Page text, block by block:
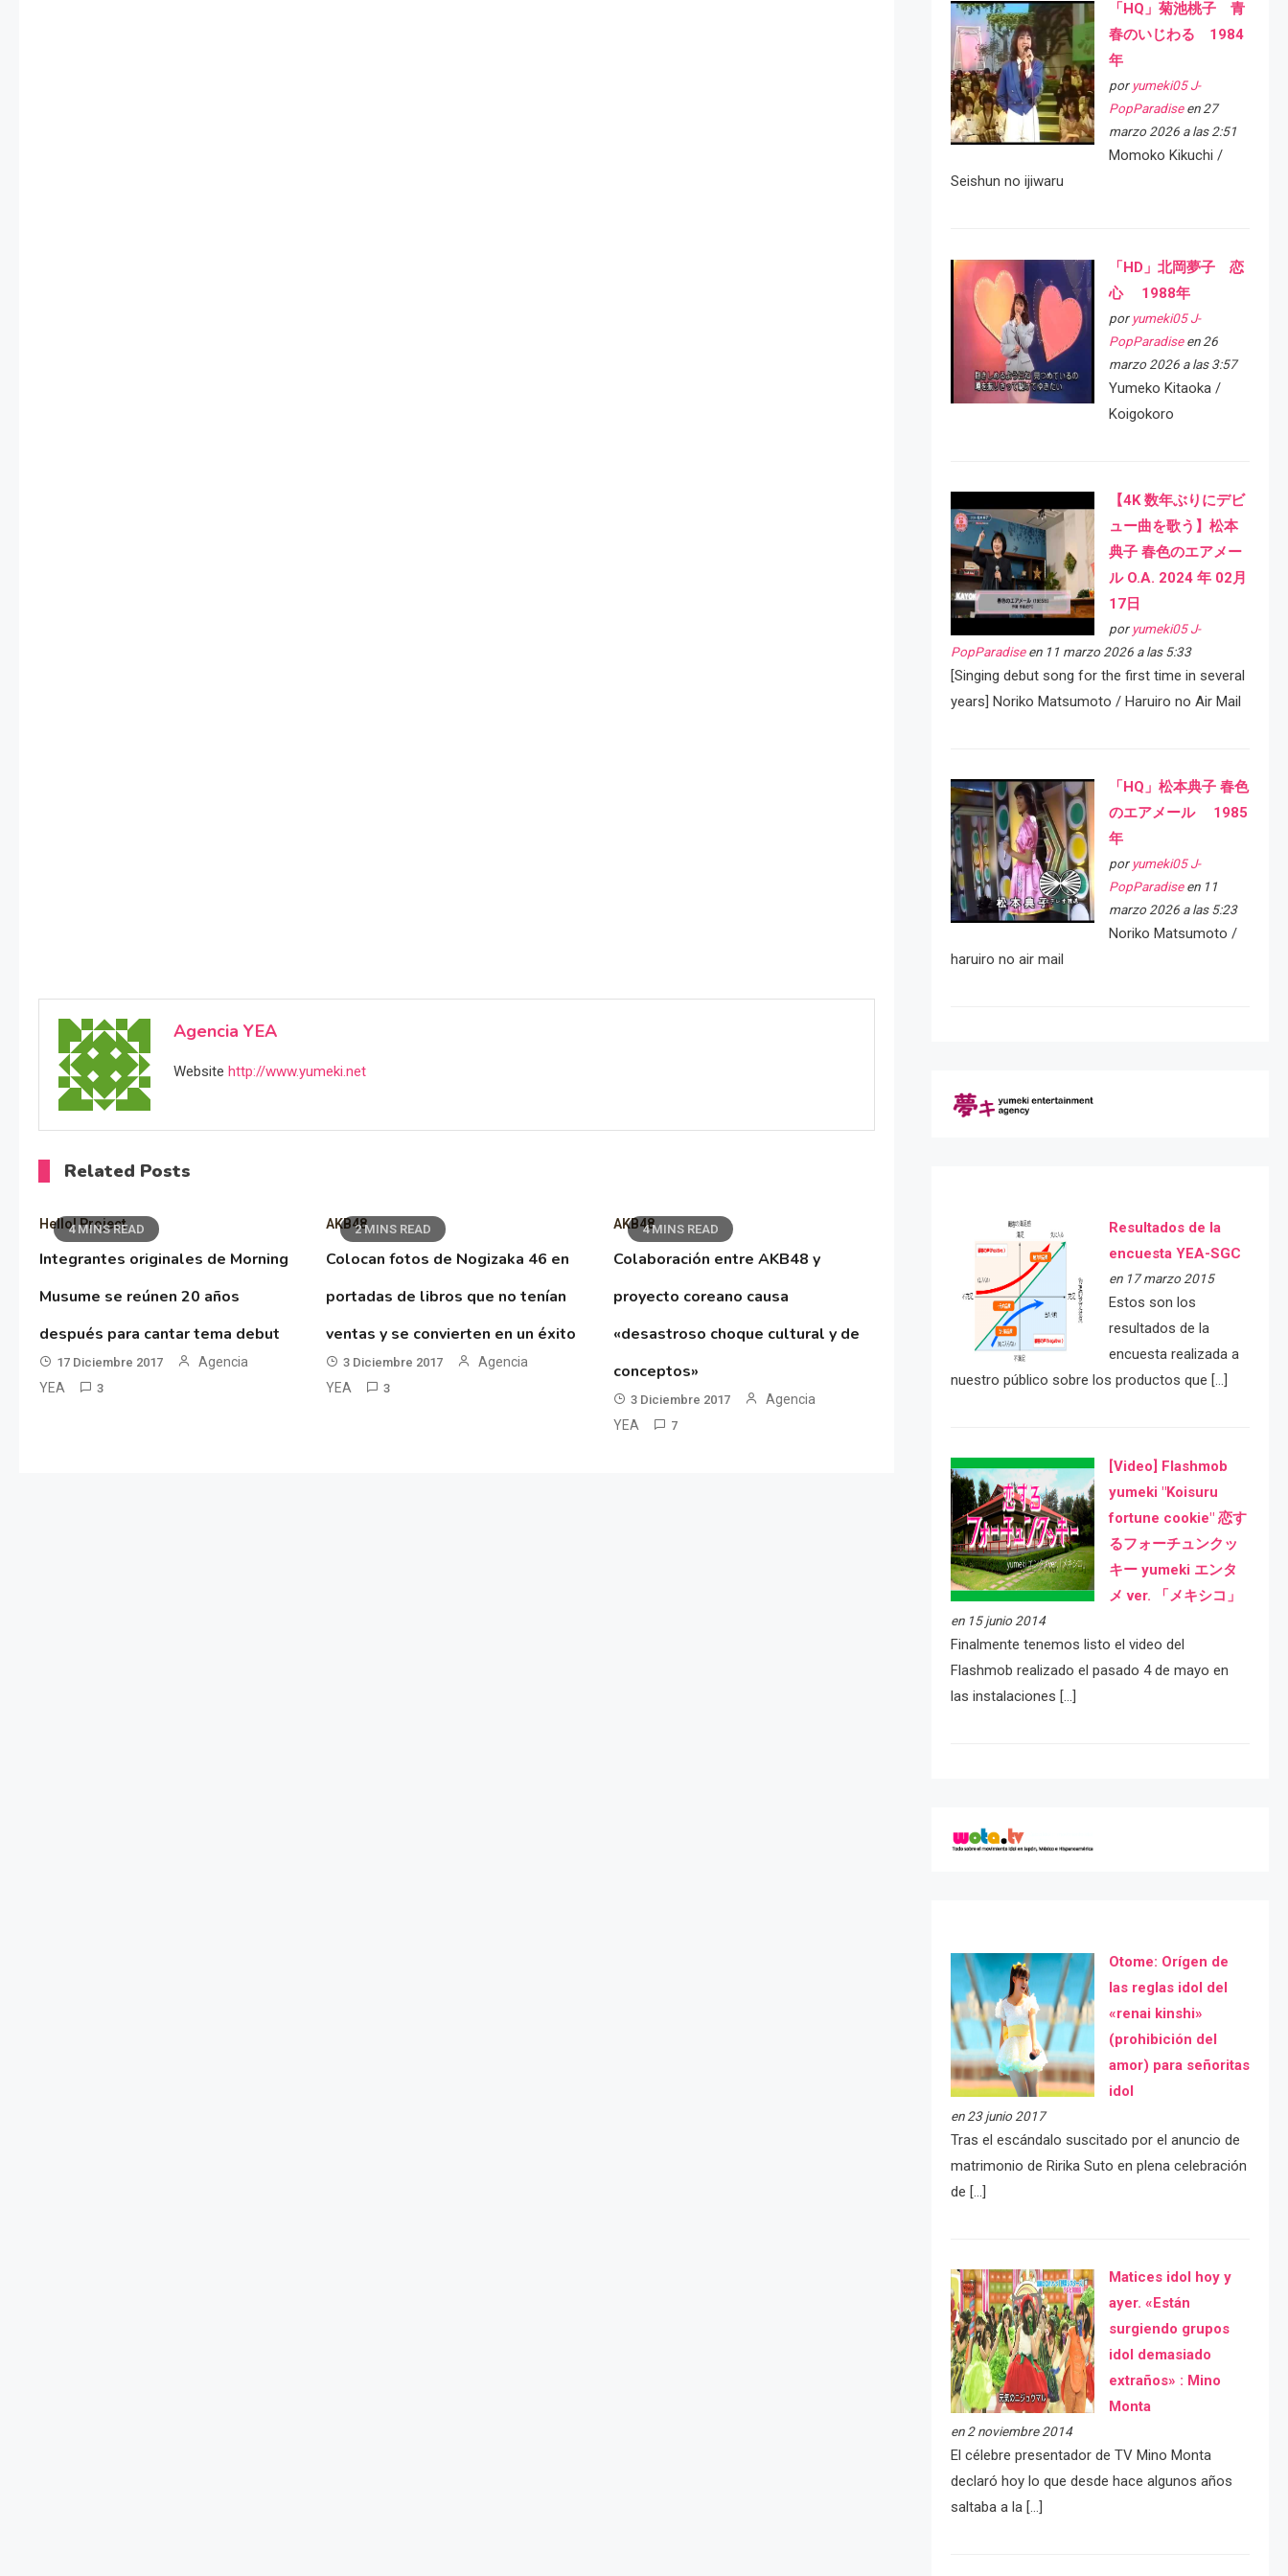
Agencia YEA
Website http://www.yumeki.net
Related Posts
4 MINS READ
Hello! Project
Integrantes originales de Morning
Musume se reúnen 20 años
después para cantar tema debut
17 Diciembre 2017
Agencia
YEA
3
2 MINS READ
AKB48
Colocan fotos de Nogizaka 46 en
portadas de libros que no tenían
ventas y se convierten en un éxito
3 Diciembre 2017
Agencia
YEA
3
4 MINS READ
AKB48
Colaboración entre AKB48 y
proyecto coreano causa
«desastroso choque cultural y de
conceptos»
3 Diciembre 2017
Agencia
YEA
7
「HQ」菊池桃子 青
春のいじわる 1984
年
por yumeki05 J-
PopParadiseen 27
marzo 2026 a las 2:51
Momoko Kikuchi /
Seishun no ijiwaru
「HD」北岡夢子 恋
心 1988年
por yumeki05 J-
PopParadiseen 26
marzo 2026 a las 3:57
Yumeko Kitaoka /
Koigokoro
【4K 数年ぶりにデビ
ュー曲を歌う】松本
典子 春色のエアメー
ル O.A. 2024 年 02月
17日
por yumeki05 J-
PopParadiseen 11 marzo 2026 a las 5:33
[Singing debut song for the first time in several
years] Noriko Matsumoto / Haruiro no Air Mail
「HQ」松本典子 春色
のエアメール 1985
年
por yumeki05 J-
PopParadiseen 11
marzo 2026 a las 5:23
Noriko Matsumoto /
haruiro no air mail
Resultados de la
encuesta YEA-SGC
en 17 marzo 2015
Estos son los
resultados de la
encuesta realizada a
nuestro público sobre los productos que […]
[Video] Flashmob
yumeki "Koisuru
fortune cookie" 恋す
るフォーチュンクッ
キー yumeki エンタ
メ ver. 「メキシコ」
en 15 junio 2014
Finalmente tenemos listo el video del
Flashmob realizado el pasado 4 de mayo en
las instalaciones […]
Otome: Orígen de
las reglas idol del
«renai kinshi»
(prohibición del
amor) para señoritas
idol
en 23 junio 2017
Tras el escándalo suscitado por el anuncio de
matrimonio de Ririka Suto en plena celebración
de […]
Matices idol hoy y
ayer. «Están
surgiendo grupos
idol demasiado
extraños» : Mino
Monta
en 2 noviembre 2014
El célebre presentador de TV Mino Monta
declaró hoy lo que desde hace algunos años
saltaba a la […]